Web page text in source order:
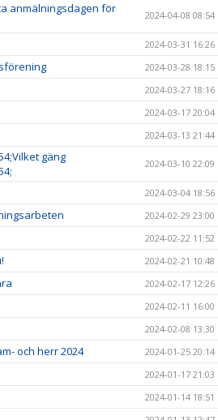
anmälningsdagen för
2024-04-08 08:54
2024-03-31 16:26
2024-03-28 18:15
2024-03-27 18:16
2024-03-17 20:04
2024-03-13 21:44
gäng
2024-03-10 22:09
2024-03-04 18:56
2024-02-29 23:00
2024-02-22 11:52
2024-02-21 10:48
2024-02-17 12:26
2024-02-11 16:00
2024-02-08 13:30
och herr 2024 2024-01-25 20:14
2024-01-17 21:03
2024-01-14 18:51